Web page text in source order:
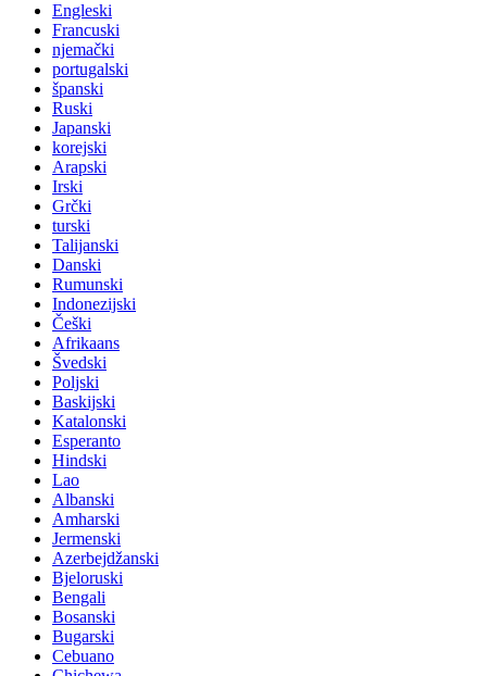
Engleski
Francuski
njemački
portugalski
španski
Ruski
Japanski
korejski
Arapski
Irski
Grčki
turski
Talijanski
Danski
Rumunski
Indonezijski
Češki
Afrikaans
Švedski
Poljski
Baskijski
Katalonski
Esperanto
Hindski
Lao
Albanski
Amharski
Jermenski
Azerbejdžanski
Bjeloruski
Bengali
Bosanski
Bugarski
Cebuano